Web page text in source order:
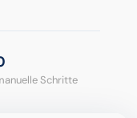
Schritte